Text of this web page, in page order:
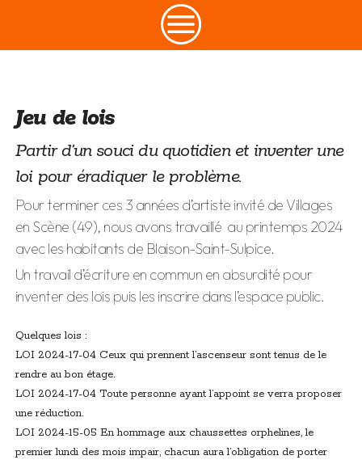
CONTACT
Jeu de lois
Partir d’un souci du quotidien et inventer une
loi pour éradiquer le problème.
Pour terminer ces 3 années d’artiste invité de Villages
en Scène (49), nous avons travaillé au printemps 2024
avec les habitants de Blaison-Saint-Sulpice.
Un travail d’écriture en commun en absurdité pour
inventer des lois puis les inscrire dans l’espace public.
Quelques lois :
LOI 2024-17-04 Ceux qui prennent l’ascenseur sont tenus de le
rendre au bon étage.
LOI 2024-17-04 Toute personne ayant l’appoint se verra proposer
une réduction.
LOI 2024-15-05 En hommage aux chaussettes orphelines, le
premier lundi des mois impair, chacun aura l’obligation de porter